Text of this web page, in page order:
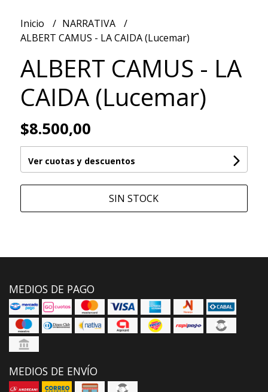
Inicio
NARRATIVA
ALBERT CAMUS - LA CAIDA (Lucemar)
ALBERT CAMUS - LA
CAIDA (Lucemar)
$8.500,00
Ver cuotas y descuentos
SIN STOCK
MEDIOS DE PAGO
MEDIOS DE ENVÍO